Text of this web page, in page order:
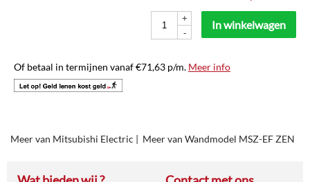
+
-
In winkelwagen
Of betaal in termijnen vanaf€71,63 p/m. Meer info
Meer van Mitsubishi Electric | Meer van Wandmodel MSZ-EF ZEN